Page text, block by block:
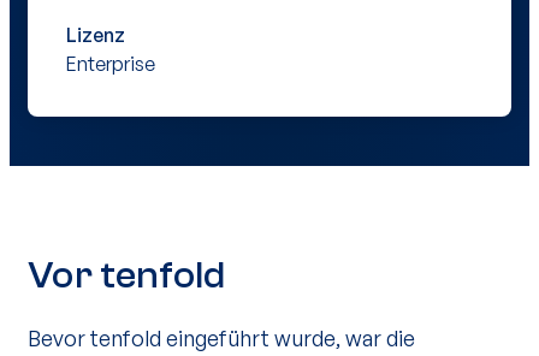
Lizenz
Enterprise
Vor tenfold
Bevor tenfold eingeführt wurde, war die